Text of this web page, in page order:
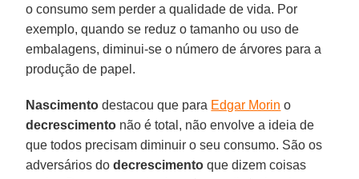
o consumo sem perder a qualidade de vida. Por
exemplo, quando se reduz o tamanho ou uso de
embalagens, diminui-se o número de árvores para a
produção de papel.
Nascimento destacou que para Edgar Morin o
decrescimento não é total, não envolve a ideia de
que todos precisam diminuir o seu consumo. São os
adversários dodecrescimento que dizem coisas